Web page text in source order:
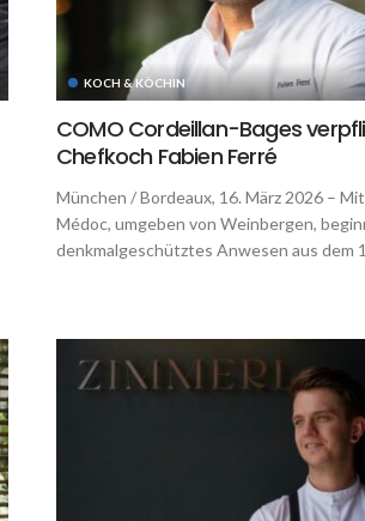
KOCH & KÖCHIN
COMO Cordeillan-Bages
Chefkoch Fabien Ferré
München / Bordeaux, 16. März 2026 –
Médoc, umgeben von Weinbergen,
denkmalgeschütztes Anwesen aus dem